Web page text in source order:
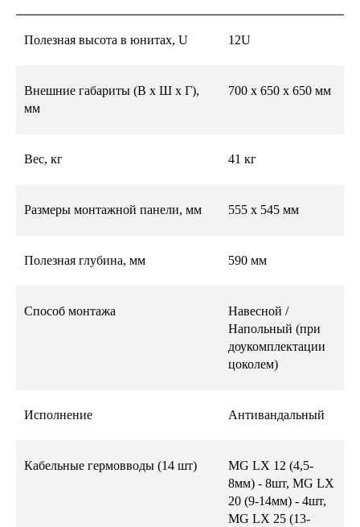
Полезная высота в юнитах, U 12U
Внешние габариты (В х Ш х Г),
мм
700 х 650 х 650 мм
Вес, кг 41 кг
Размеры монтажной панели, мм 555 х 545 мм
Полезная глубина, мм 590 мм
Способ монтажа
Навесной /
Напольный (при
доукомплектации
цоколем)
Исполнение Антивандальный
Кабельные гермовводы (14 шт)
MG LX 12 (4,5-
8мм) - 8шт, MG LX
20 (9-14мм) - 4шт,
MG LX 25 (13-